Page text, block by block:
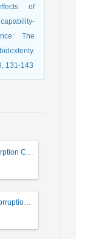
of
The
131-143
The Effect of Knowledge Absorption Capacity, Mindfulness, and Agility on Organizational Performance, with an Emphasis on the Mediating Role of Business Model Innovation (case study: small and medium enterprises of Kurdistan province)
Evaluation of The Impact of Corruption on The Profitability of The Iranian Banking System Through Measuring Internal Bank Components